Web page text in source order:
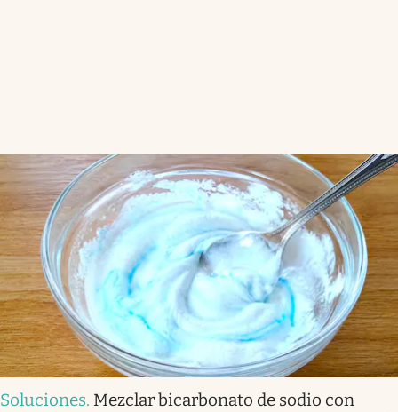
Soluciones. Mezclar bicarbonato de sodio con